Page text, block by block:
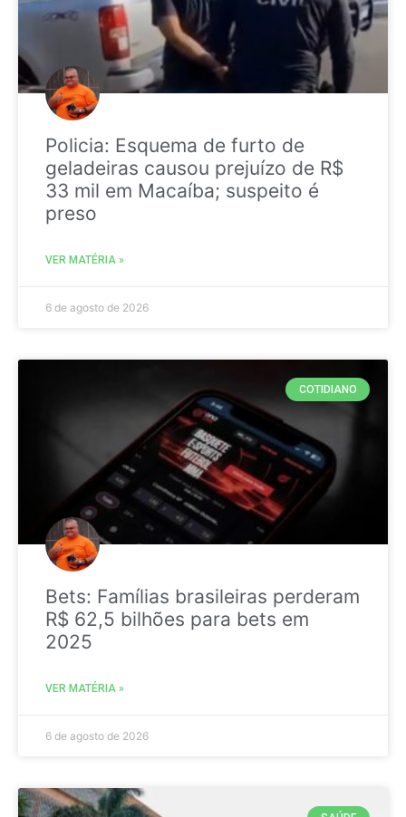
Policia: Esquema de furto de
geladeiras causou prejuízo de R$
33 mil em Macaíba; suspeito é
preso
VER MATÉRIA »
6 de agosto de 2026
COTIDIANO
Bets: Famílias brasileiras perderam
R$ 62,5 bilhões para bets em
2025
VER MATÉRIA »
6 de agosto de 2026